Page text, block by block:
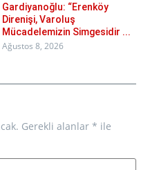
Gardiyanoğlu: “Erenköy
Direnişi, Varoluş
Mücadelemizin Simgesidir ...
Ağustos 8, 2026
Gerekli alanlar * ile